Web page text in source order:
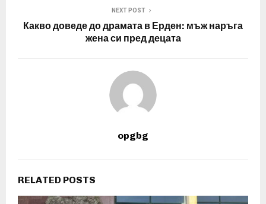
NEXT POST
Какво доведе до драмата в Ерден: мъж наръга
жена си пред децата
opgbg
RELATED POSTS